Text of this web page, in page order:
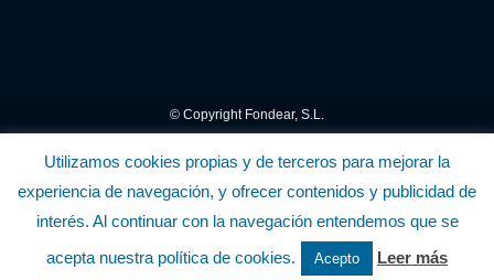
© Copyright Fondear, S.L.
Aunque se consideran exactas, declinamos toda responsabilidad sobre la
información y precios inscritos. Estas informaciones no son contractuales.
Política de privacidad y cookies .........................-......................... Política de utilización
Utilizamos cookies propias y de terceros para mejorar la
experiencia de navegación, y ofrecer contenidos y publicidad de
interés. Al continuar con la navegación entendemos que se
acepta nuestra política de cookies.
Acepto Leer más